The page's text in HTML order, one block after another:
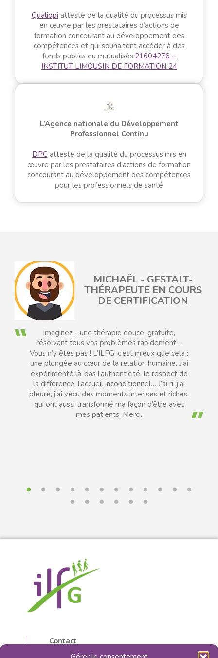
Qualiopi atteste de la qualité du processus mis
en œuvre par les prestataires d’actions de
formation concourant au développement des
compétences et qui souhaitent accéder à des
fonds publics ou mutualisés.21604276 –
INSTITUT LIMOUSIN DE FORMATION 24
L’Agence nationale du Développement
Professionnel Continu
DPC atteste de la qualité du processus mis en
œuvre par les prestataires d’actions de formation
concourant au développement des compétences
pour les professionnels de santé
MICHAËL - GESTALT-
THÉRAPEUTE EN COURS
DE CERTIFICATION
Imaginez… une thérapie douce, gratuite,
résolvant tous vos problèmes rapidement…
Vous n’y êtes pas ! L’ILFG, c’est mieux que cela :
une plongée au cœur de la relation humaine. J’ai
expérimenté là-bas l’authenticité, le respect de
la différence, l’accueil inconditionnel… J’ai ri, j’ai
pleuré, j’ai vécu des moments intenses et riches,
qui ont aussi transformé ma façon d’être avec
mes patients. Merci.
Contact
5, rue d’Isly